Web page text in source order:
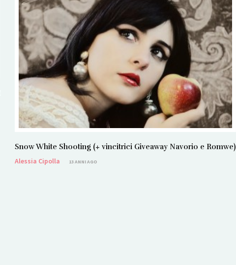
Snow White Shooting (+ vincitrici Giveaway Navorio e Romwe)
Alessia Cipolla
13 ANNI AGO